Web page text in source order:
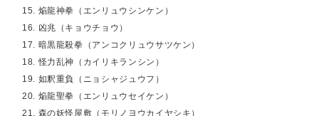
15. 焔龍神拳（エンリュウシンケン）
16. 凶兆（キョウチョウ）
17. 暗黒龍殺拳（アンコクリュウサツケン）
18. 怪力乱神（カイリキランシン）
19. 如釈重負（ニョシャジュウフ）
20. 焔龍聖拳（エンリュウセイケン）
21. 森の妖怪屋敷（モリノヨウカイヤシキ）